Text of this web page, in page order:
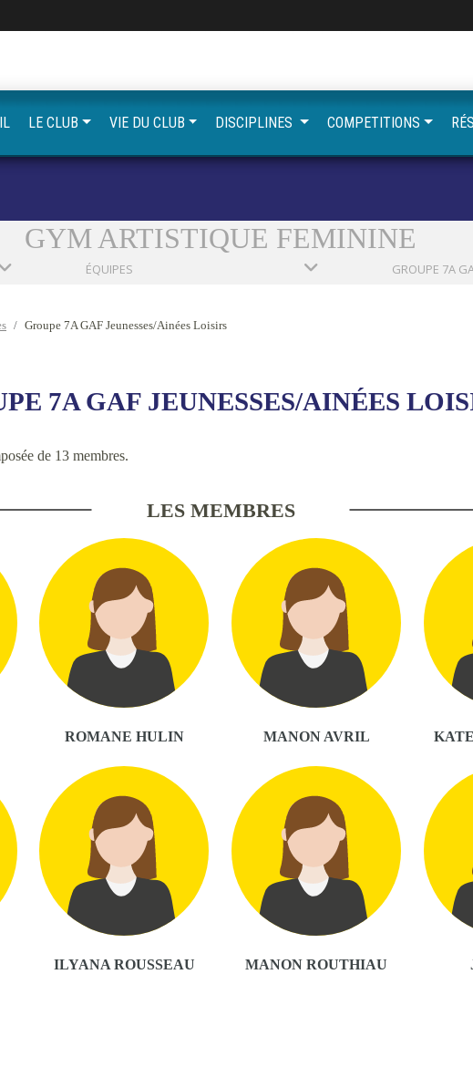
GYM ARTISTIQUE FEMININE
ÉQUIPES
Groupe 7A GAF Jeunesses/Ainées Loisirs
7A GAF JEUNESSES/AINÉES
de 13 membres.
LES MEMBRES
ROMANE HULIN MANON AVRIL
ILYANA ROUSSEAU MANON ROUTHIAU
LE CLUB VIE DU CLUB DISCIPLINES COMPETITIONS